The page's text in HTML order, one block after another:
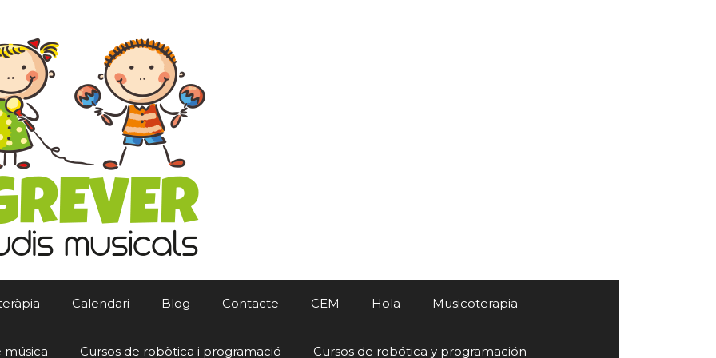
Calendari Blog Contacte CEM Hola Musicoterapia
música Cursos de robòtica i programació Cursos de robótica y programación